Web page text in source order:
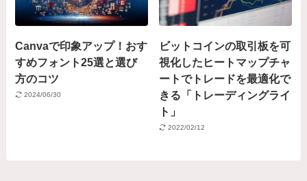
Canvaで印象アップ！おす
すめフォント25選と選び
方のコツ
2024/06/30
ビットコインの取引板を可
視化したヒートマップチャ
ートでトレードを最適化で
きる「トレーディングライ
ト」
2022/02/12